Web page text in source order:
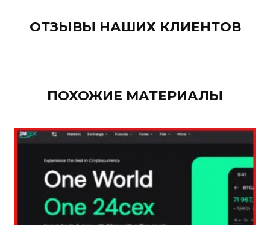
ОТЗЫВЫ НАШИХ КЛИЕНТОВ
ПОХОЖИЕ МАТЕРИАЛЫ